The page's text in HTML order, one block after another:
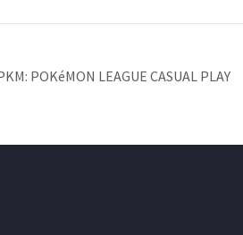
POKéMON LEAGUE CASUAL PLAY